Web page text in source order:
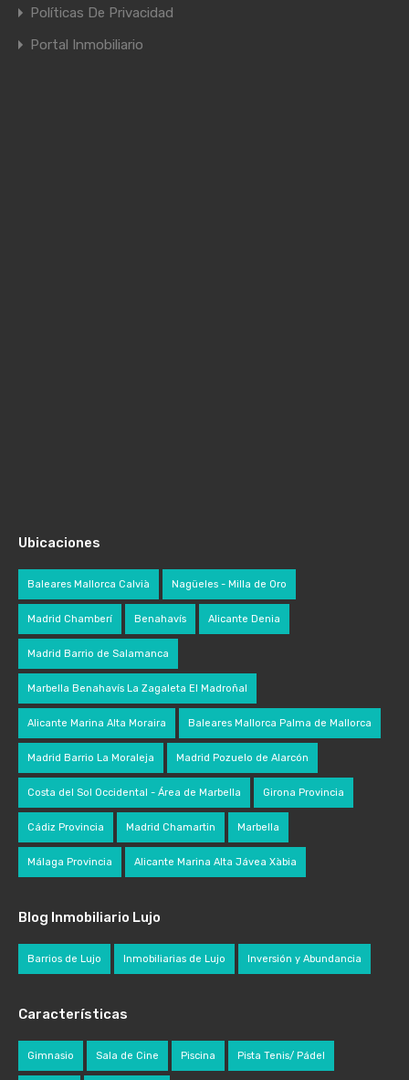
Políticas De Privacidad
Portal Inmobiliario
Ubicaciones
Baleares Mallorca Calvià Nagüeles - Milla de Oro
Madrid Chamberí Benahavís Alicante Denia
Madrid Barrio de Salamanca
Marbella Benahavís La Zagaleta El Madroñal
Alicante Marina Alta Moraira Baleares Mallorca Palma de Mallorca
Madrid Barrio La Moraleja Madrid Pozuelo de Alarcón
Costa del Sol Occidental - Área de Marbella Girona Provincia
Cádiz Provincia Madrid Chamartin Marbella
Málaga Provincia Alicante Marina Alta Jávea Xàbia
Blog Inmobiliario Lujo
Barrios de Lujo Inmobiliarias de Lujo Inversión y Abundancia
Características
Gimnasio Sala de Cine Piscina Pista Tenis/ Pádel